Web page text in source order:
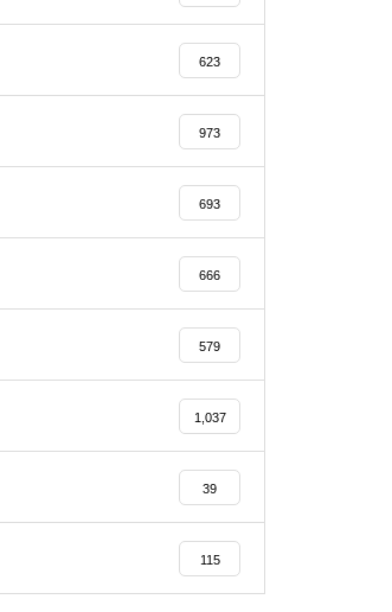
623
973
693
666
579
1,037
39
115